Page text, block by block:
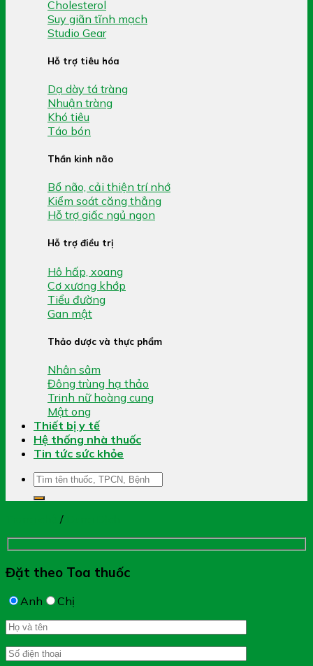
Cholesterol
Suy giãn tĩnh mạch
Studio Gear
Hỗ trợ tiêu hóa
Dạ dày tá tràng
Nhuận tràng
Khó tiêu
Táo bón
Thần kinh não
Bổ não, cải thiện trí nhớ
Kiểm soát căng thẳng
Hỗ trợ giấc ngủ ngon
Hỗ trợ điều trị
Hô hấp, xoang
Cơ xương khớp
Tiểu đường
Gan mật
Thảo dược và thực phẩm
Nhân sâm
Đông trùng hạ thảo
Trinh nữ hoàng cung
Mật ong
Thiết bị y tế
Hệ thống nhà thuốc
Tin tức sức khỏe
Tìm
kiếm:
/
Đặt theo Toa thuốc
Anh Chị